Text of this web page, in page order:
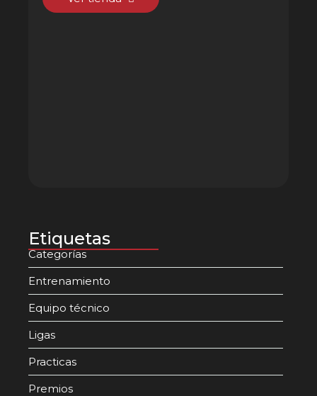
Etiquetas
Categorías
Entrenamiento
Equipo técnico
Ligas
Practicas
Premios